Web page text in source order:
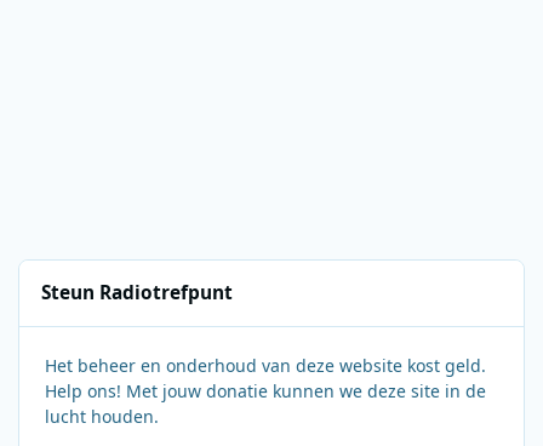
Steun Radiotrefpunt
Het beheer en onderhoud van deze website kost geld.
Help ons! Met jouw donatie kunnen we deze site in de
lucht houden.